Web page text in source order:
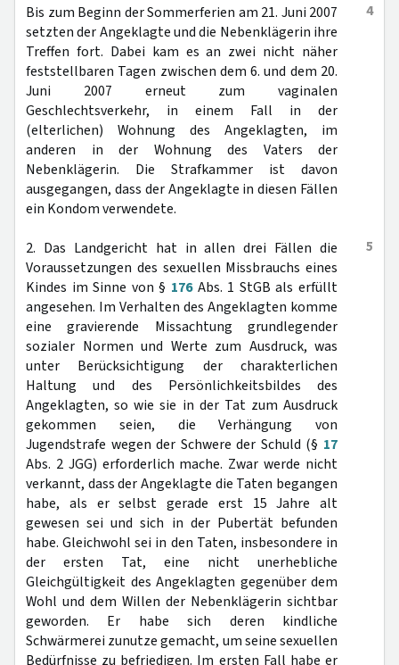
4
Bis zum Beginn der Sommerferien am 21. Juni 2007
setzten der Angeklagte und die Nebenklägerin ihre
Treffen fort. Dabei kam es an zwei nicht näher
feststellbaren Tagen zwischen dem 6. und dem 20.
Juni 2007 erneut zum vaginalen
Geschlechtsverkehr, in einem Fall in der
(elterlichen) Wohnung des Angeklagten, im
anderen in der Wohnung des Vaters der
Nebenklägerin. Die Strafkammer ist davon
ausgegangen, dass der Angeklagte in diesen Fällen
ein Kondom verwendete.
5
2. Das Landgericht hat in allen drei Fällen die
Voraussetzungen des sexuellen Missbrauchs eines
Kindes im Sinne von § 176Abs. 1 StGB als erfüllt
angesehen. Im Verhalten des Angeklagten komme
eine gravierende Missachtung grundlegender
sozialer Normen und Werte zum Ausdruck, was
unter Berücksichtigung der charakterlichen
Haltung und des Persönlichkeitsbildes des
Angeklagten, so wie sie in der Tat zum Ausdruck
gekommen seien, die Verhängung von
Jugendstrafe wegen der Schwere der Schuld (§ 17
Abs. 2 JGG) erforderlich mache. Zwar werde nicht
verkannt, dass der Angeklagte die Taten begangen
habe, als er selbst gerade erst 15 Jahre alt
gewesen sei und sich in der Pubertät befunden
habe. Gleichwohl sei in den Taten, insbesondere in
der ersten Tat, eine nicht unerhebliche
Gleichgültigkeit des Angeklagten gegenüber dem
Wohl und dem Willen der Nebenklägerin sichtbar
geworden. Er habe sich deren kindliche
Schwärmerei zunutze gemacht, um seine sexuellen
Bedürfnisse zu befriedigen. Im ersten Fall habe er